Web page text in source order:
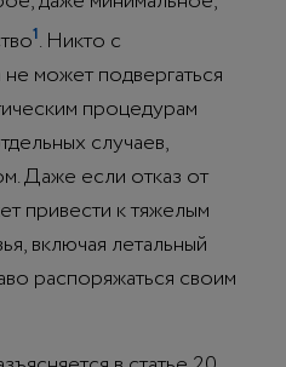
1. Никто с
может подвергаться
процедурам
случаев,
Даже если отказ от
привести к тяжелым
включая летальный
распоряжаться своим